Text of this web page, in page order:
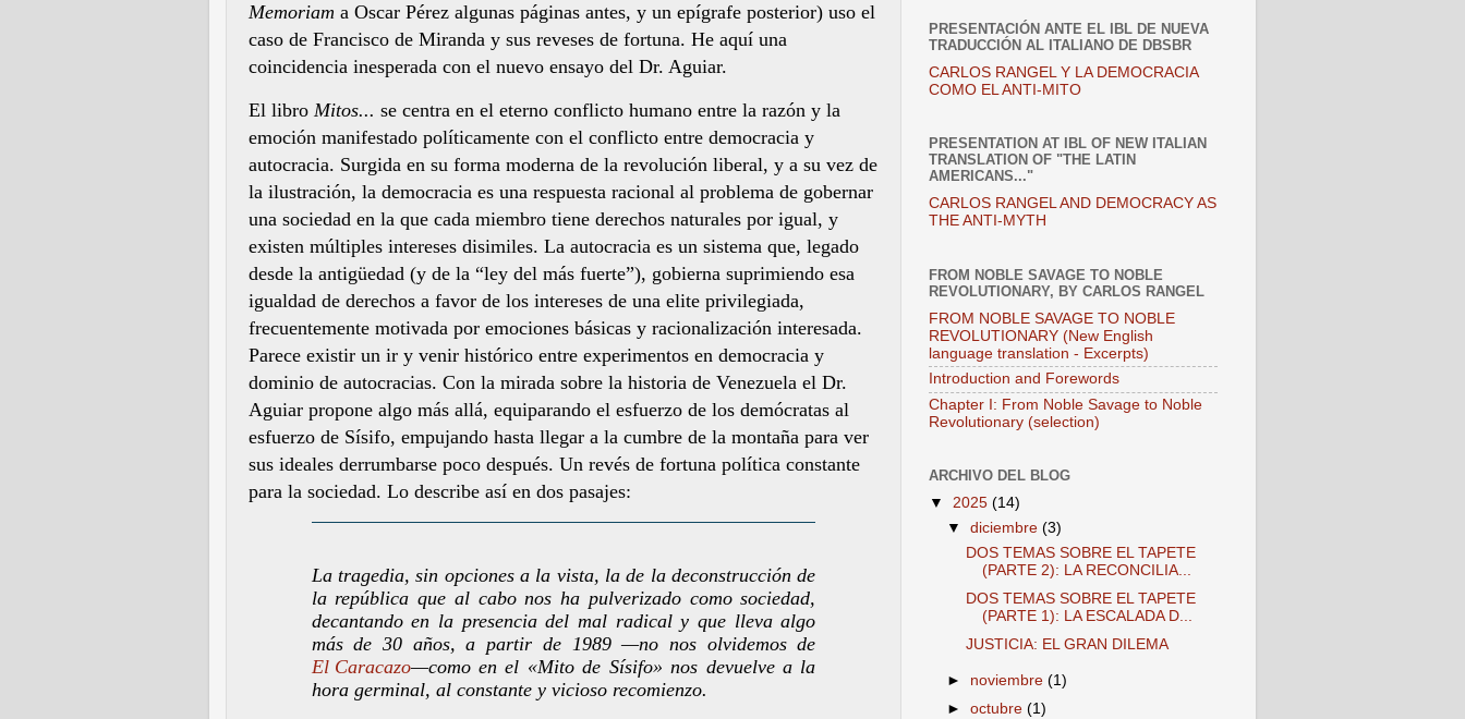
Memoriam a Oscar Pérez algunas páginas antes, y un epígrafe posterior) uso el
caso de Francisco de Miranda y sus reveses de fortuna. He aquí una
coincidencia inesperada con el nuevo ensayo del Dr. Aguiar.
El libro Mitos... se centra en el eterno conflicto humano entre la razón y la
emoción manifestado políticamente con el conflicto entre democracia y
autocracia. Surgida en su forma moderna de la revolución liberal, y a su vez de
la ilustración, la democracia es una respuesta racional al problema de gobernar
una sociedad en la que cada miembro tiene derechos naturales por igual, y
existen múltiples intereses disimiles. La autocracia es un sistema que, legado
desde la antigüedad (y de la “ley del más fuerte”), gobierna suprimiendo esa
igualdad de derechos a favor de los intereses de una elite privilegiada,
frecuentemente motivada por emociones básicas y racionalización interesada.
Parece existir un ir y venir histórico entre experimentos en democracia y
dominio de autocracias. Con la mirada sobre la historia de Venezuela el Dr.
Aguiar propone algo más allá, equiparando el esfuerzo de los demócratas al
esfuerzo de Sísifo, empujando hasta llegar a la cumbre de la montaña para ver
sus ideales derrumbarse poco después. Un revés de fortuna política constante
para la sociedad. Lo describe así en dos pasajes:
La tragedia, sin opciones a la vista, la de la deconstrucción de
la república que al cabo nos ha pulverizado como sociedad,
decantando en la presencia del mal radical y que lleva algo
más de 30 años, a partir de 1989 —no nos olvidemos de
El Caracazo—como en el «Mito de Sísifo» nos devuelve a la
hora germinal, al constante y vicioso recomienzo.
PRESENTACIÓN ANTE EL IBL DE NUEVA
TRADUCCIÓN AL ITALIANO DE DBSBR
CARLOS RANGEL Y LA DEMOCRACIA
COMO EL ANTI-MITO
PRESENTATION AT IBL OF NEW ITALIAN
TRANSLATION OF "THE LATIN
AMERICANS..."
CARLOS RANGEL AND DEMOCRACY AS
THE ANTI-MYTH
FROM NOBLE SAVAGE TO NOBLE
REVOLUTIONARY, BY CARLOS RANGEL
FROM NOBLE SAVAGE TO NOBLE
REVOLUTIONARY (New English
language translation - Excerpts)
Introduction and Forewords
Chapter I: From Noble Savage to Noble
Revolutionary (selection)
ARCHIVO DEL BLOG
▼ 2025 (14)
▼diciembre(3)
DOS TEMAS SOBRE EL TAPETE
(PARTE 2): LA RECONCILIA...
DOS TEMAS SOBRE EL TAPETE
(PARTE 1): LA ESCALADA D...
JUSTICIA: EL GRAN DILEMA
► noviembre(1)
►octubre(1)